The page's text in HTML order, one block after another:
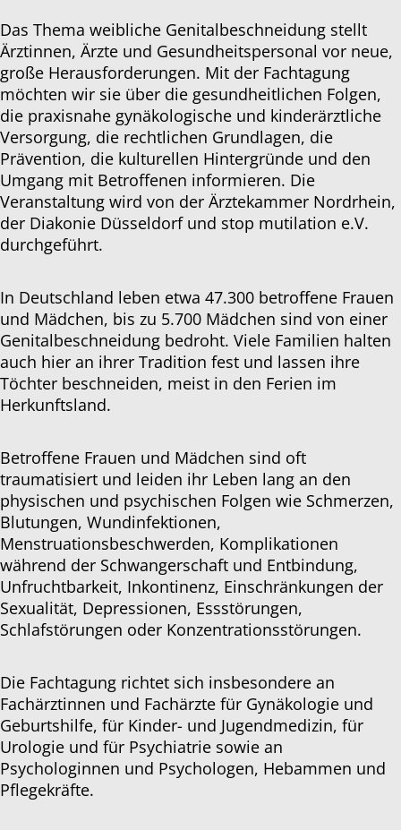
Das Thema weibliche Genitalbeschneidung stellt
Ärztinnen, Ärzte und Gesundheitspersonal vor neue,
große Herausforderungen. Mit der Fachtagung
möchten wir sie über die gesundheitlichen Folgen,
die praxisnahe gynäkologische und kinderärztliche
Versorgung, die rechtlichen Grundlagen, die
Prävention, die kulturellen Hintergründe und den
Umgang mit Betroffenen informieren. Die
Veranstaltung wird von der Ärztekammer Nordrhein,
der Diakonie Düsseldorf und stop mutilation e.V.
durchgeführt.
In Deutschland leben etwa 47.300 betroffene Frauen
und Mädchen, bis zu 5.700 Mädchen sind von einer
Genitalbeschneidung bedroht. Viele Familien halten
auch hier an ihrer Tradition fest und lassen ihre
Töchter beschneiden, meist in den Ferien im
Herkunftsland.
Betroffene Frauen und Mädchen sind oft
traumatisiert und leiden ihr Leben lang an den
physischen und psychischen Folgen wie Schmerzen,
Blutungen, Wundinfektionen,
Menstruationsbeschwerden, Komplikationen
während der Schwangerschaft und Entbindung,
Unfruchtbarkeit, Inkontinenz, Einschränkungen der
Sexualität, Depressionen, Essstörungen,
Schlafstörungen oder Konzentrationsstörungen.
Die Fachtagung richtet sich insbesondere an
Fachärztinnen und Fachärzte für Gynäkologie und
Geburtshilfe, für Kinder- und Jugendmedizin, für
Urologie und für Psychiatrie sowie an
Psychologinnen und Psychologen, Hebammen und
Pflegekräfte.